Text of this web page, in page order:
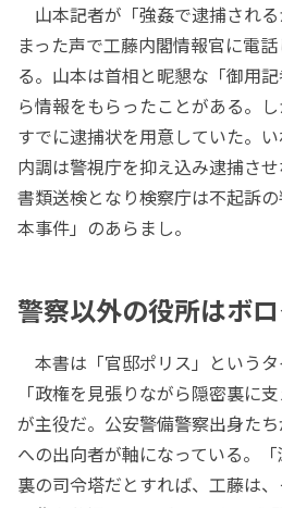
山本記者が「強姦で逮捕され
まった声で工藤内閣情報官に電
る。山本は首相と昵懇な「御用
ら情報をもらったことがある。
すでに逮捕状を用意していた。い
内調は警視庁を抑え込み逮捕させ
書類送検となり検察庁は不起訴
本事件」のあらまし。
警察以外の役所はボ
本書は「官邸ポリス」というタ
「政権を見張りながら隠密裏に
が主役だ。公安警備警察出身た
への出向者が軸になっている。
裏の司令塔だとすれば、工藤は